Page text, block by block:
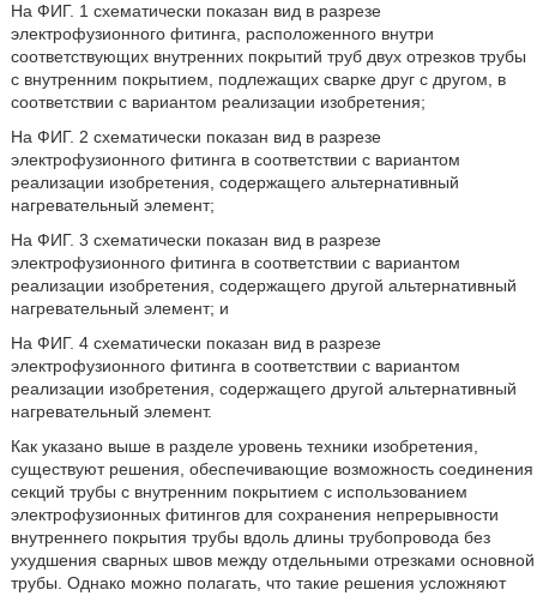
На ФИГ. 1 схематически показан вид в разрезе
электрофузионного фитинга, расположенного внутри
соответствующих внутренних покрытий труб двух отрезков трубы
с внутренним покрытием, подлежащих сварке друг с другом, в
соответствии с вариантом реализации изобретения;
На ФИГ. 2 схематически показан вид в разрезе
электрофузионного фитинга в соответствии с вариантом
реализации изобретения, содержащего альтернативный
нагревательный элемент;
На ФИГ. 3 схематически показан вид в разрезе
электрофузионного фитинга в соответствии с вариантом
реализации изобретения, содержащего другой альтернативный
нагревательный элемент; и
На ФИГ. 4 схематически показан вид в разрезе
электрофузионного фитинга в соответствии с вариантом
реализации изобретения, содержащего другой альтернативный
нагревательный элемент.
Как указано выше в разделе уровень техники изобретения,
существуют решения, обеспечивающие возможность соединения
секций трубы с внутренним покрытием с использованием
электрофузионных фитингов для сохранения непрерывности
внутреннего покрытия трубы вдоль длины трубопровода без
ухудшения сварных швов между отдельными отрезками основной
трубы. Однако можно полагать, что такие решения усложняют